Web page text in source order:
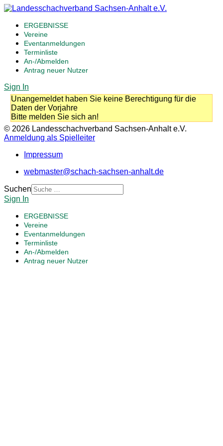
ERGEBNISSE
Vereine
Eventanmeldungen
Terminliste
An-/Abmelden
Antrag neuer Nutzer
Sign In
Unangemeldet haben Sie keine Berechtigung für die
Daten der Vorjahre
Bitte melden Sie sich an!
© 2026 Landesschachverband Sachsen-Anhalt e.V.
Anmeldung als Spielleiter
Impressum
webmaster@schach-sachsen-anhalt.de
Suchen
Sign In
ERGEBNISSE
Vereine
Eventanmeldungen
Terminliste
An-/Abmelden
Antrag neuer Nutzer